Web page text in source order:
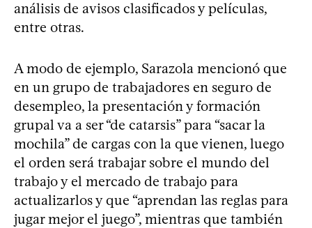
análisis de avisos clasificados y películas,
entre otras.
A modo de ejemplo, Sarazola mencionó que
en un grupo de trabajadores en seguro de
desempleo, la presentación y formación
grupal va a ser “de catarsis” para “sacar la
mochila” de cargas con la que vienen, luego
el orden será trabajar sobre el mundo del
trabajo y el mercado de trabajo para
actualizarlos y que “aprendan las reglas para
jugar mejor el juego”, mientras que también